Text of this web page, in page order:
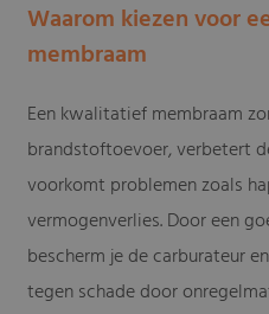
Waarom kiezen voor
membraam
Een kwalitatief membraam
brandstoftoevoer, verbetert
voorkomt problemen zoals
vermogenverlies. Door een
bescherm je de carburateur
tegen schade door